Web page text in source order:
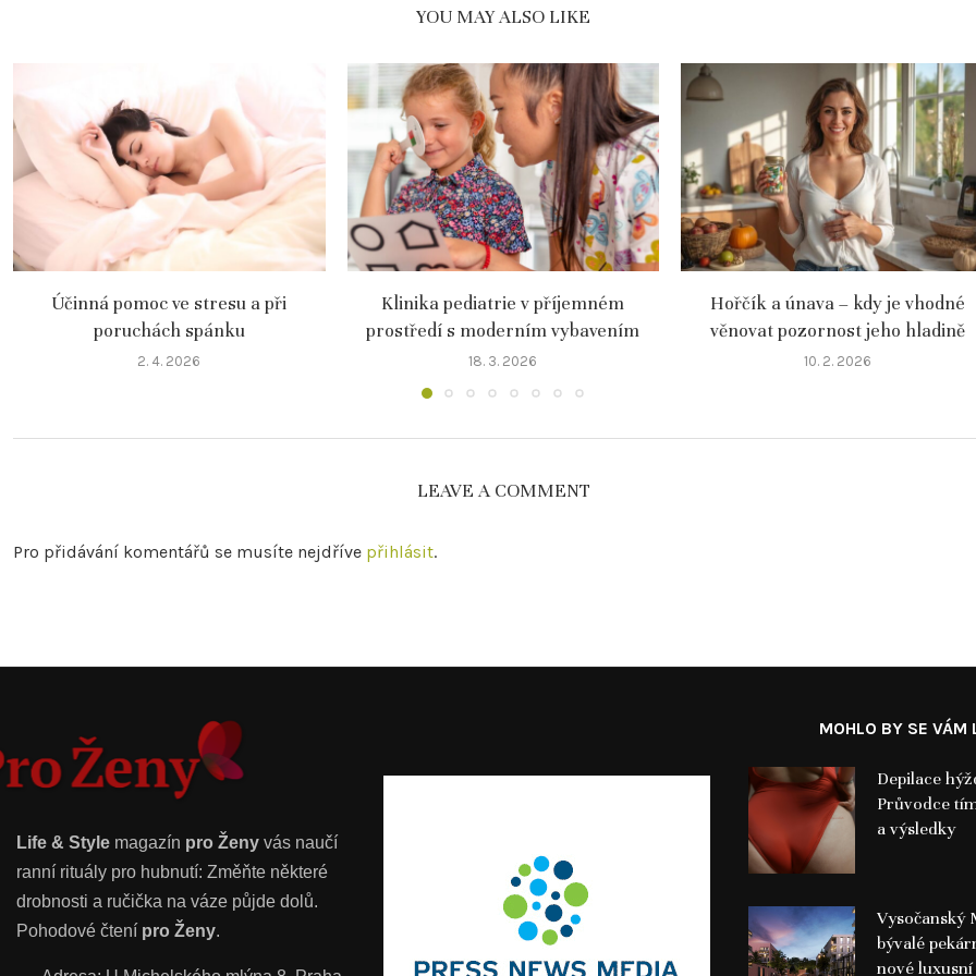
YOU MAY ALSO LIKE
Účinná pomoc ve stresu a při
poruchách spánku
2. 4. 2026
Klinika pediatrie v příjemném
prostředí s moderním vybavením
18. 3. 2026
Hořčík a únava – kdy je vhodné
věnovat pozornost jeho hladině
10. 2. 2026
LEAVE A COMMENT
Pro přidávání komentářů se musíte nejdříve přihlásit.
Life & Style magazín pro Ženy vás naučí
ranní rituály pro hubnutí: Změňte některé
drobnosti a ručička na váze půjde dolů.
Pohodové čtení pro Ženy.
MOHLO BY SE VÁM
Depilace
Průvodce
a výsledky
Vysočanský
bývalé
nové